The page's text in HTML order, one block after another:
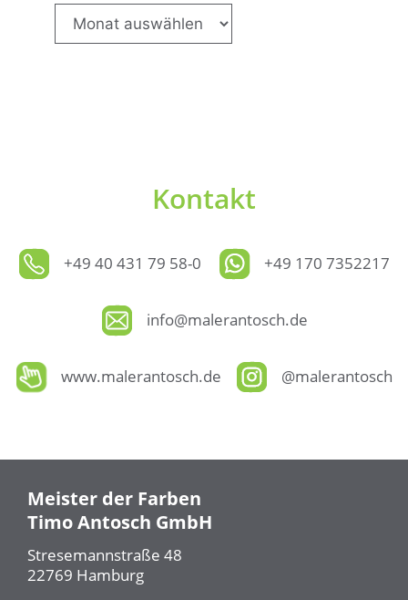
Archive
Kontakt
+49 40 431 79 58-0 +49 170 7352217
info@malerantosch.de
www.malerantosch.de @malerantosch
Meister der Farben
Timo Antosch GmbH
Stresemannstraße 48
22769 Hamburg